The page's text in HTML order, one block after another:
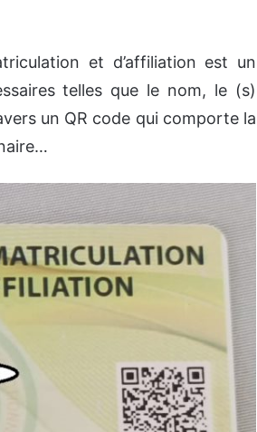
et d’affiliation est un
telles que le nom, le (s)
un QR code qui comporte la